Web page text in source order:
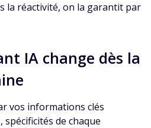
la réactivité, on la garantit par
IA change dès la
vos informations clés
spécificités de chaque